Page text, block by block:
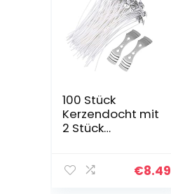
100 Stück
Kerzendocht mit
2 Stück
Kerzendochte
€8.49